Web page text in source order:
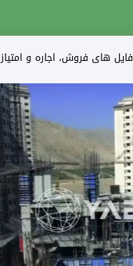
فایل های فروش، اجاره و امتیاز